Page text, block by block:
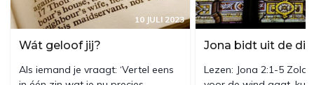
10 JULI 2023
Wát geloof jij?
Als iemand je vraagt: ‘Vertel eens
Jona bidt uit de
Lezen: Jona 2:1-5